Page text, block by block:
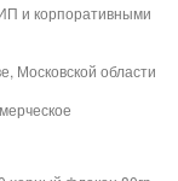
и корпоративными
Московской области